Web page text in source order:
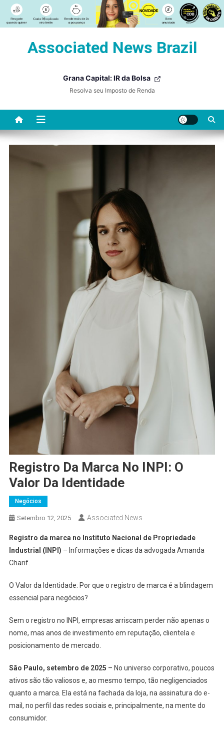
Associated News Brazil
Grana Capital: IR da Bolsa
Resolva seu Imposto de Renda
Registro Da Marca No INPI: O
Valor Da Identidade
Negócios
Setembro 12, 2025 Associated News
Registro da marca no Instituto Nacional de Propriedade
Industrial (INPI) – Informações e dicas da advogada Amanda
Charif.
O Valor da Identidade: Por que o registro de marca é a blindagem
essencial para negócios?
Sem o registro no INPI, empresas arriscam perder não apenas o
nome, mas anos de investimento em reputação, clientela e
posicionamento de mercado.
São Paulo, setembro de 2025 – No universo corporativo, poucos
ativos são tão valiosos e, ao mesmo tempo, tão negligenciados
quanto a marca. Ela está na fachada da loja, na assinatura do e-
mail, no perfil das redes sociais e, principalmente, na mente do
consumidor.